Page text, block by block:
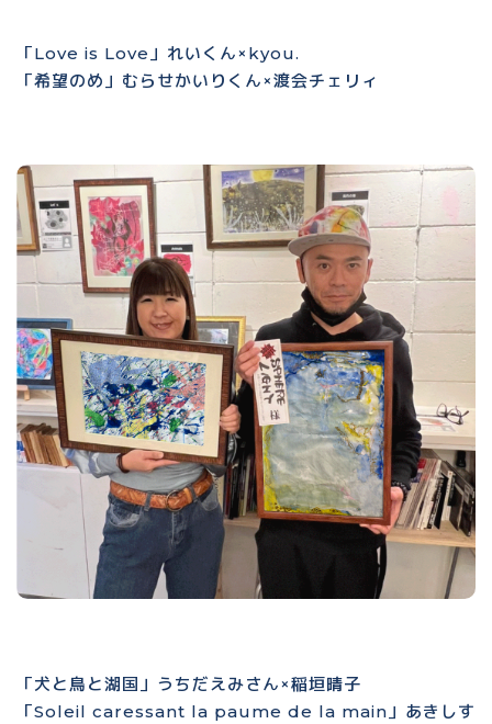
「Love is Love」れいくん×kyou.
「希望のめ」むらせかいりくん×渡会チェリィ
「犬と鳥と湖国」うちだえみさん×稲垣晴子
「Soleil caressant la paume de la main」あきしす